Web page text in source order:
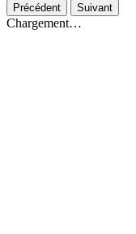
Précédent Suivant
Chargement…